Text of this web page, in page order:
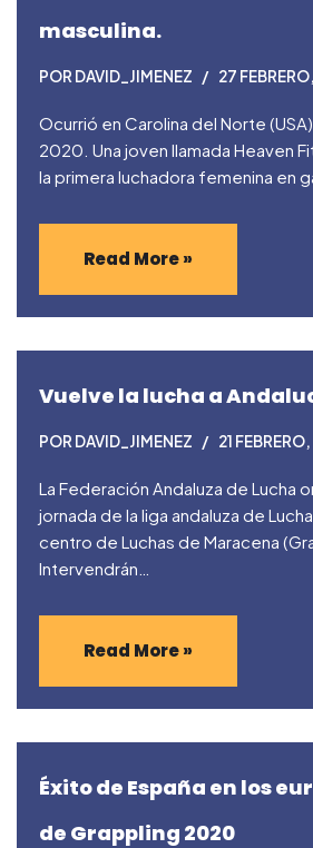
masculina.
POR DAVID_JIMENEZ 27
Ocurrió en Carolina del Norte
2020. Una joven llamada Heaven
la primera luchadora femenina en
Read More »
Vuelve la lucha a
POR DAVID_JIMENEZ 21
La Federación Andaluza de Lucha
jornada de la liga andaluza de
centro de Luchas de Maracena
Intervendrán…
Read More »
Éxito de España en los
de Grappling 2020